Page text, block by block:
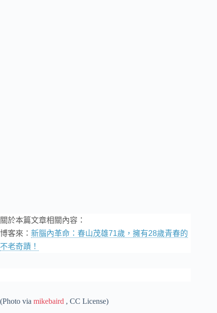
關於本篇文章相關內容：
博客來： 新腦內革命：春山茂雄71歲，擁有28歲青春的
不老奇蹟！
(Photo via mikebaird , CC License)